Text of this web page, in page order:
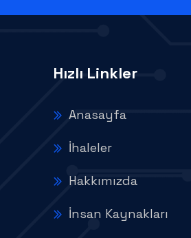
Hızlı Linkler
Anasayfa
İhaleler
Hakkımızda
İnsan Kaynakları